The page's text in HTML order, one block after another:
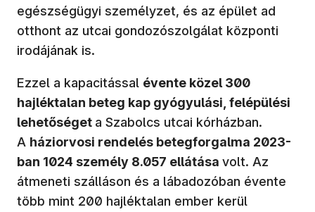
egészségügyi személyzet, és az épület ad
otthont az utcai gondozószolgálat központi
irodájának is.
Ezzel a kapacitással évente közel 300
hajléktalan beteg kap gyógyulási, felépülési
lehetőséget a Szabolcs utcai kórházban.
A háziorvosi rendelés betegforgalma 2023-
ban 1024 személy 8.057 ellátása volt. Az
átmeneti szálláson és a lábadozóban évente
több mint 200 hajléktalan ember kerül